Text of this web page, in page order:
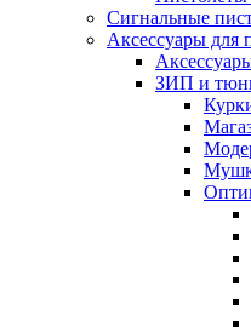
Сигнальные
Аксессуары для
ЗИП и